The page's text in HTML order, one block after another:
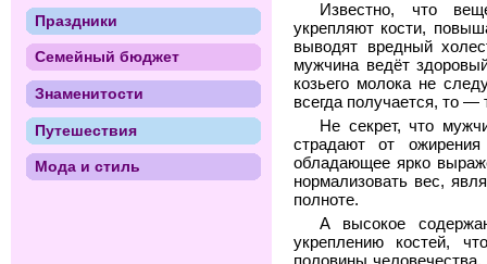
Известно, что
укрепляют кости,
выводят вредный
мужчина ведёт
козьего молока не
всегда получается, то —
Не секрет, что
страдают от
обладающее ярко
нормализовать вес,
полноте.
А высокое
укреплению костей,
половины
Праздники
Семейный бюджет
Знаменитости
Путешествия
Мода и стиль